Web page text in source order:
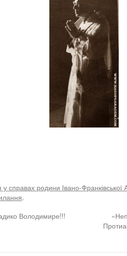
у справах родини Івано-Франківської
.
Володимире!!!